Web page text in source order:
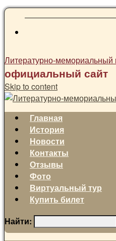
Литературно-
официальный сайт
Skip to content
Главная
История
Новости
Контакты
Отзывы
Фото
Виртуальный тур
Купить билет
Найти: